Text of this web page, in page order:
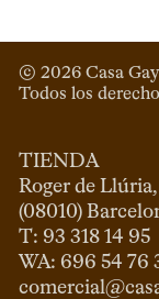
© 2026 Casa Gay
Todos los
TIENDA
Roger de Llúria,
(08010)
T: 93 318 14 95